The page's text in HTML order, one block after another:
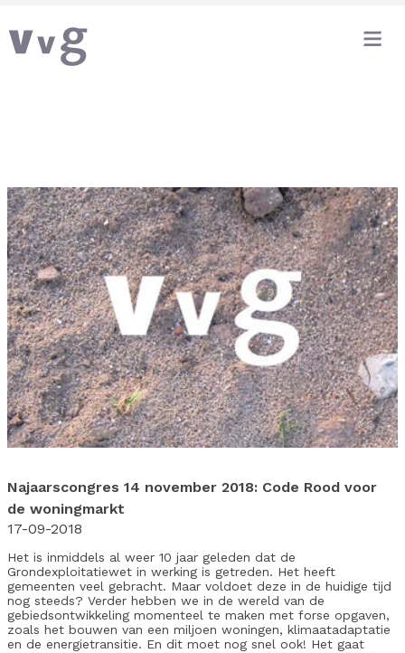
Najaarscongres 14 november 2018: Code Rood voor
de woningmarkt
17-09-2018
Het is inmiddels al weer 10 jaar geleden dat de
Grondexploitatiewet in werking is getreden. Het heeft
gemeenten veel gebracht. Maar voldoet deze in de huidige tijd
nog steeds? Verder hebben we in de wereld van de
gebiedsontwikkeling momenteel te maken met forse opgaven,
zoals het bouwen van een miljoen woningen, klimaatadaptatie
en de energietransitie. En dit moet nog snel ook! Het gaat